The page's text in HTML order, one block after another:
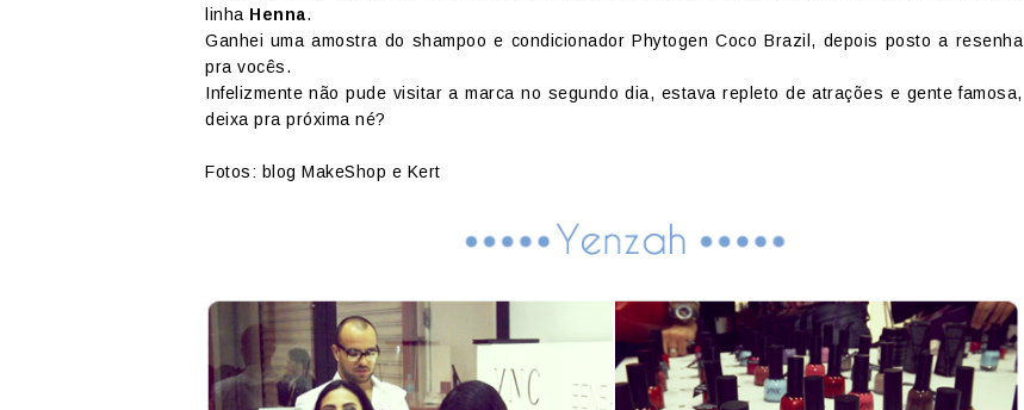
linha Henna.
Ganhei uma amostra do shampoo e condicionador Phytogen Coco Brazil, depois posto a resenha
pra vocês.
Infelizmente não pude visitar a marca no segundo dia, estava repleto de atrações e gente famosa,
deixa pra próxima né?
Fotos: blog MakeShop e Kert